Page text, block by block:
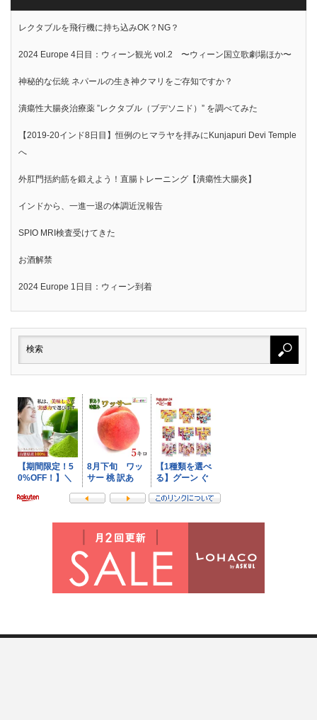
レクタブルを飛行機に持ち込みOK？NG？
2024 Europe 4日目：ウィーン観光 vol.2 〜ウィーン国立歌劇場ほか〜
神秘的な伝統 ネパールの生き神クマリをご存知ですか？
潰瘍性大腸炎治療薬 ”レクタブル（ブデソニド）” を調べてみた
【2019-20インド8日目】恒例のヒマラヤを拝みにKunjapuri Devi Temple
へ
外肛門括約筋を鍛えよう！直腸トレーニング【潰瘍性大腸炎】
インドから、一進一退の体調近況報告
SPIO MRI検査受けてきた
お酒解禁
2024 Europe 1日目：ウィーン到着